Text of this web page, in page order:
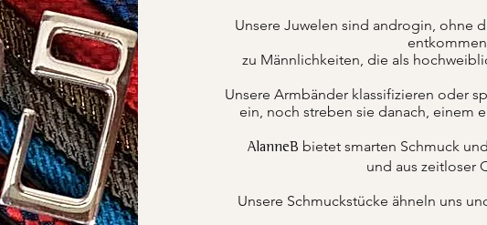
Unsere Juwelen sind androgin, ohne
entkommen
zu Männlichkeiten, die als
Unsere Armbänder klassifizieren oder
ein, noch streben sie danach, einem
AlanneB bietet smarten Schmuck
und aus zeitloser
Unsere Schmuckstücke ähneln uns